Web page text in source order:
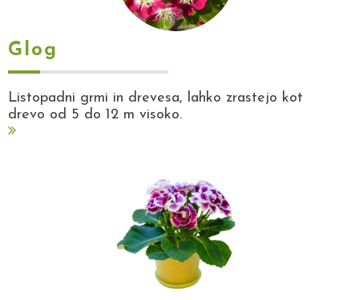
Glog
Listopadni grmi in drevesa, lahko zrastejo kot
drevo od 5 do 12 m visoko.